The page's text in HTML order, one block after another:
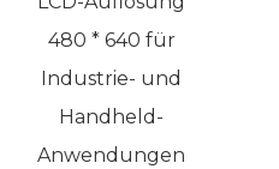
480 * 640 für
Industrie- und
Handheld-
Anwendungen